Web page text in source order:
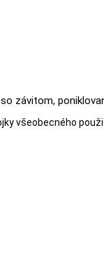
závitom,
všeobecného